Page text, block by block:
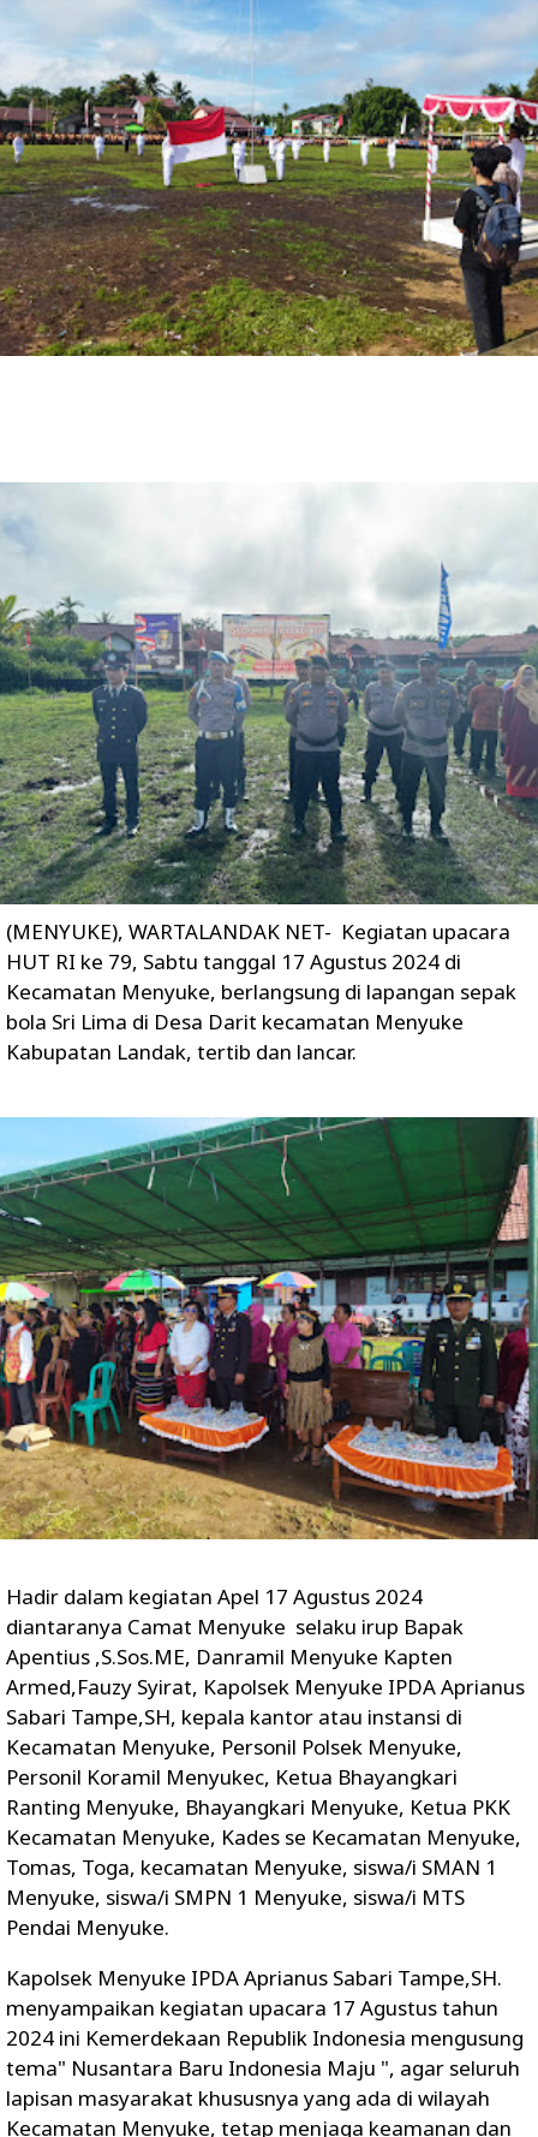
(MENYUKE), WARTALANDAK NET- Kegiatan upacara
HUT RI ke 79, Sabtu tanggal 17 Agustus 2024 di
Kecamatan Menyuke, berlangsung di lapangan sepak
bola Sri Lima di Desa Darit kecamatan Menyuke
Kabupatan Landak, tertib dan lancar.
Hadir dalam kegiatan Apel 17 Agustus 2024
diantaranya Camat Menyuke selaku irup Bapak
Apentius ,S.Sos.ME, Danramil Menyuke Kapten
Armed,Fauzy Syirat, Kapolsek Menyuke IPDA Aprianus
Sabari Tampe,SH, kepala kantor atau instansi di
Kecamatan Menyuke, Personil Polsek Menyuke,
Personil Koramil Menyukec, Ketua Bhayangkari
Ranting Menyuke, Bhayangkari Menyuke, Ketua PKK
Kecamatan Menyuke, Kades se Kecamatan Menyuke,
Tomas, Toga, kecamatan Menyuke, siswa/i SMAN 1
Menyuke, siswa/i SMPN 1 Menyuke, siswa/i MTS
Pendai Menyuke.
Kapolsek Menyuke IPDA Aprianus Sabari Tampe,SH.
menyampaikan kegiatan upacara 17 Agustus tahun
2024 ini Kemerdekaan Republik Indonesia mengusung
tema" Nusantara Baru Indonesia Maju ", agar seluruh
lapisan masyarakat khususnya yang ada di wilayah
Kecamatan Menyuke, tetap menjaga keamanan dan